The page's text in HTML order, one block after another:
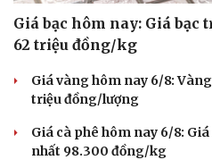
Cải chính
Giá bạc hôm nay: Giá
62 triệu đồng/kg
Giá vàng hôm nay 6/8:
triệu đồng/lượng
Giá cà phê hôm nay 6/8:
nhất 98.300 đồng/kg